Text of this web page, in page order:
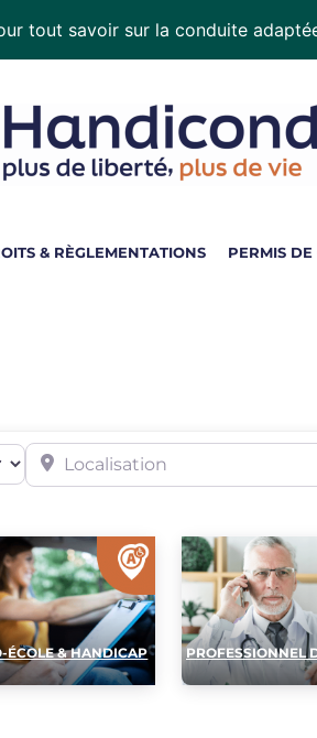
tout savoir sur la conduite
& RÈGLEMENTATIONS PERMIS
Localisation
ÉCOLE & HANDICAP PROFESSIONNEL